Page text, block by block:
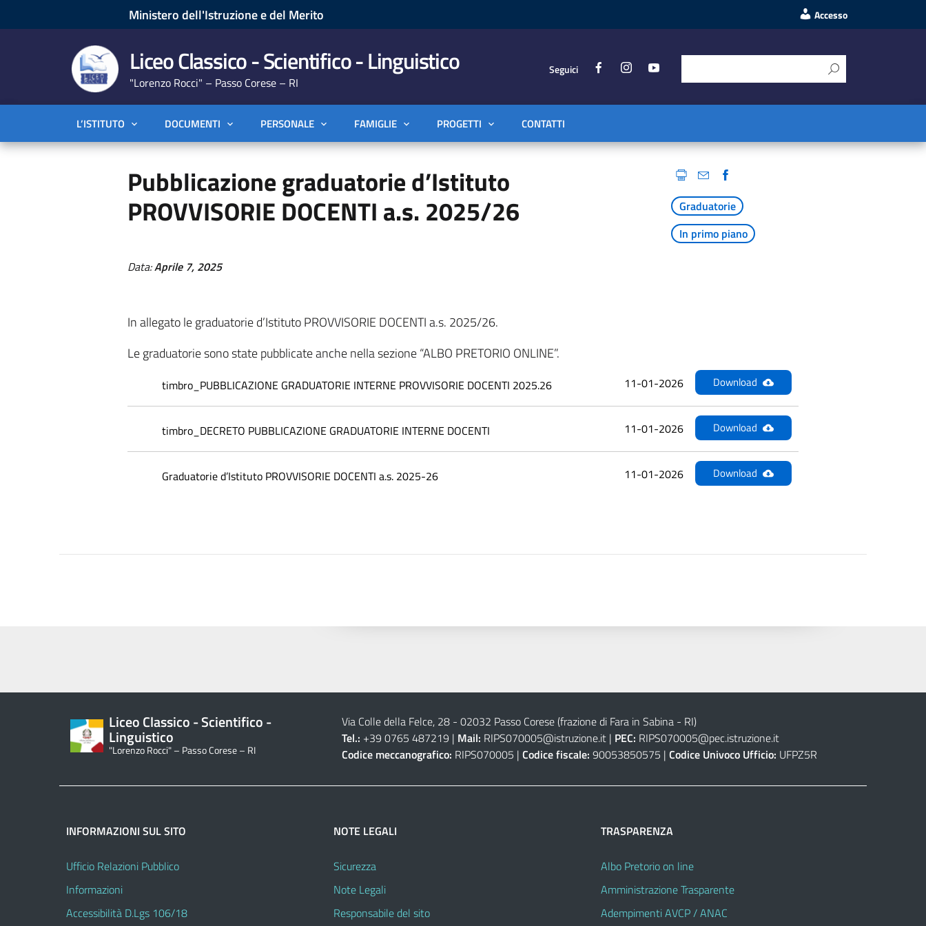
Ministero dell'Istruzione e del Merito Accesso
Liceo Classico - Scientifico - Linguistico
"Lorenzo Rocci" – Passo Corese – RI
Seguici
L’ISTITUTO DOCUMENTI PERSONALE FAMIGLIE PROGETTI CONTATTI
Pubblicazione graduatorie d’Istituto
PROVVISORIE DOCENTI a.s. 2025/26
Graduatorie
In primo piano
Data:Aprile 7, 2025
In allegato le graduatorie d’Istituto PROVVISORIE DOCENTI a.s. 2025/26.
Le graduatorie sono state pubblicate anche nella sezione “ALBO PRETORIO ONLINE”.
timbro_PUBBLICAZIONE GRADUATORIE INTERNE PROVVISORIE DOCENTI 2025.26 11-01-2026 Download
timbro_DECRETO PUBBLICAZIONE GRADUATORIE INTERNE DOCENTI 11-01-2026 Download
Graduatorie d’Istituto PROVVISORIE DOCENTI a.s. 2025-26 11-01-2026 Download
Liceo Classico - Scientifico -
Linguistico
"Lorenzo Rocci" – Passo Corese – RI
Via Colle della Felce, 28 - 02032 Passo Corese (frazione di Fara in Sabina - RI)
Tel.: +39 0765 487219 | Mail: RIPS070005@istruzione.it| PEC: RIPS070005@pec.istruzione.it
Codice meccanografico: RIPS070005 | Codice fiscale: 90053850575 | Codice Univoco Ufficio: UFPZ5R
INFORMAZIONI SUL SITO
Ufficio Relazioni Pubblico
Informazioni
Accessibilità D.Lgs 106/18
NOTE LEGALI
Sicurezza
Note Legali
Responsabile del sito
TRASPARENZA
Albo Pretorio on line
Amministrazione Trasparente
Adempimenti AVCP / ANAC